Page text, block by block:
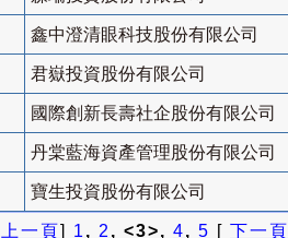
鑫中澄清眼科技股份有限公司
君嶽投資股份有限公司
國際創新長壽社企股份有限公司
丹棠藍海資產管理股份有限公司
寶生投資股份有限公司
上一頁] 1, 2, <3>, 4, 5 [ 下一頁